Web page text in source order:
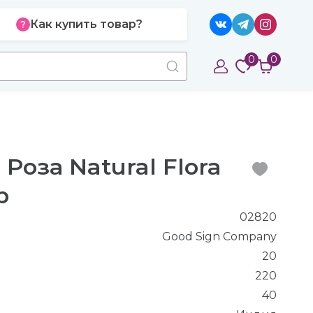
Как купить товар?
0 0
Natural Flora
02820
Good Sign Company
20
220
40